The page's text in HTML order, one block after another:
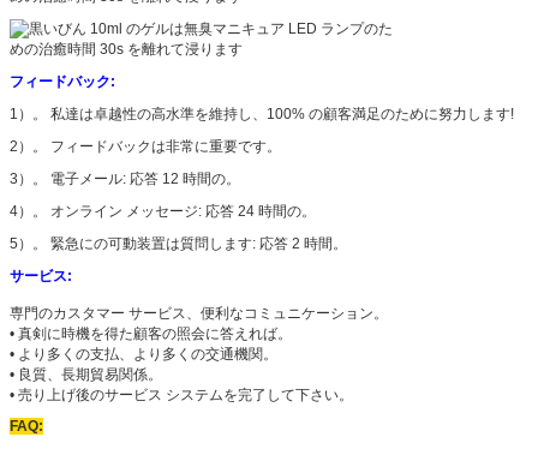
フィードバック:
1）。 私達は卓越性の高水準を維持し、100% の顧客満足のために努力します!
2）。 フィードバックは非常に重要です。
3）。 電子メール: 応答 12 時間の。
4）。 オンライン メッセージ: 応答 24 時間の。
5）。 緊急にの可動装置は質問します: 応答 2 時間。
サービス:
専門のカスタマー サービス、便利なコミュニケーション。
• 真剣に時機を得た顧客の照会に答えれば。
• より多くの支払、より多くの交通機関。
• 良質、長期貿易関係。
• 売り上げ後のサービス システムを完了して下さい。
FAQ: